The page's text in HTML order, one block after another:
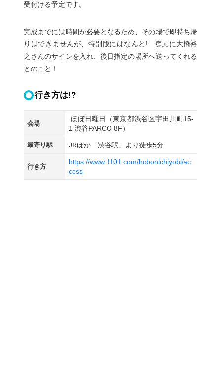
受付ける予定です。
完成までには時間が必要となるため、その場で即持ち帰
りはできませんが、特別版にはなんと! 襟元に大橋裕
之さんのサインを入れ、後日指定の場所へ送ってくれる
とのこと！
行き方は!?
会場
ほぼ日曜日（東京都渋谷区宇田川町15-
1 渋谷PARCO 8F）
最寄り駅 JRほか「渋谷駅」より徒歩5分
行き方
https://www.1101.com/hobonichiyobi/ac
cess